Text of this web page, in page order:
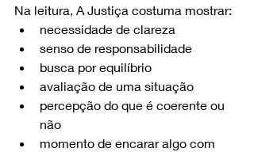
Na leitura, A Justiça costuma mostrar:
necessidade de clareza
senso de responsabilidade
busca por equilíbrio
avaliação de uma situação
percepção do que é coerente ou
não
momento de encarar algo com